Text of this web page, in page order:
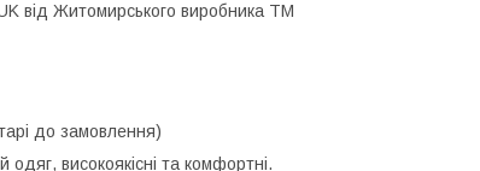
UK від Житомирського виробника ТМ
до замовлення)
високоякісні та комфортні.